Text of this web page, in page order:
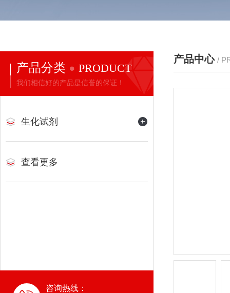
产品分类 PRODUCT
我们相信好的产品是信誉的保证！
生化试剂
查看更多
咨询热线：
产品中心 /